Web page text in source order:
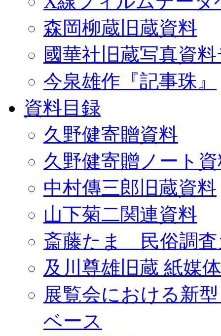
森岡柳蔵旧蔵資料
國華社旧蔵写真資
今泉雄作『記事珠』
資料目録
久野健寄贈資料
久野健寄贈ノート
中村傳三郎旧蔵資料
山下菊二関連資料
斎藤たま 民俗調査
及川尊雄旧蔵 紙媒
展覧会における新
ベース